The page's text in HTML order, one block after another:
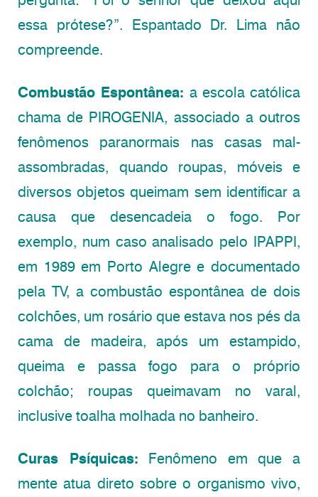
essa prótese?”. Espantado Dr. Lima não
compreende.
Combustão Espontânea: a escola católica
chama de PIROGENIA, associado a outros
fenômenos paranormais nas casas mal-
assombradas, quando roupas, móveis e
diversos objetos queimam sem identificar a
causa que desencadeia o fogo. Por
exemplo, num caso analisado pelo IPAPPI,
em 1989 em Porto Alegre e documentado
pela TV, a combustão espontânea de dois
colchões, um rosário que estava nos pés da
cama de madeira, após um estampido,
queima e passa fogo para o próprio
colchão; roupas queimavam no varal,
inclusive toalha molhada no banheiro.
Curas Psíquicas: Fenômeno em que a
mente atua direto sobre o organismo vivo,